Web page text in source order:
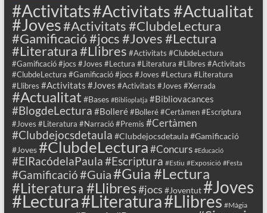
#Activitats#Activitats #Actualitat
#Joves#Activitats #ClubdeLectura
#Gamificació #jocs #Joves #Lectura
#Literatura #Llibres #Activitats #ClubdeLectura
#Gamificació #jocs #Joves #Lectura #Literatura #Llibres #Activitats
#ClubdeLectura #Gamificació #jocs #Joves #Lectura #Literatura
#Llibres #Activitats #Joves #Activitats #Joves #Xerrada
#Actualitat #Bases #Biblioplatja #Bibliovacances
#BlogdeLectura #Bolleré #Bolleré #Certàmen #Escriptura
#Joves #Literatura #Narració #Premis #Certàmen
#Clubdejocsdetaula #Clubdejocsdetaula #Gamificació
#Joves#ClubdeLectura#Concurs #Educació
#ElRacódelaPaula#Escriptura #Estiu #Exposició #Festa
#Gamificació#Guia#Guia #Lectura
#Literatura #Llibres#jocs #Joventut#Joves
#Lectura#Literatura#Llibres #Màgia